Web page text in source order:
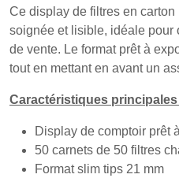
Ce display de filtres en
soignée et lisible, idéale
de vente. Le format prêt à
tout en mettant en avant un
Caractéristiques principales
Display de comptoir prêt
50 carnets de 50 filtres
Format slim tips 21 mm